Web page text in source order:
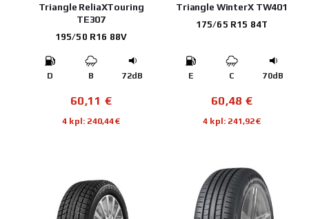
Triangle ReliaXTouring
TE307
195/50 R16 88V
D B 72dB
60,11 €
4 kpl: 240,44€
Triangle WinterX TW401
175/65 R15 84T
E C 70dB
60,48 €
4 kpl: 241,92€